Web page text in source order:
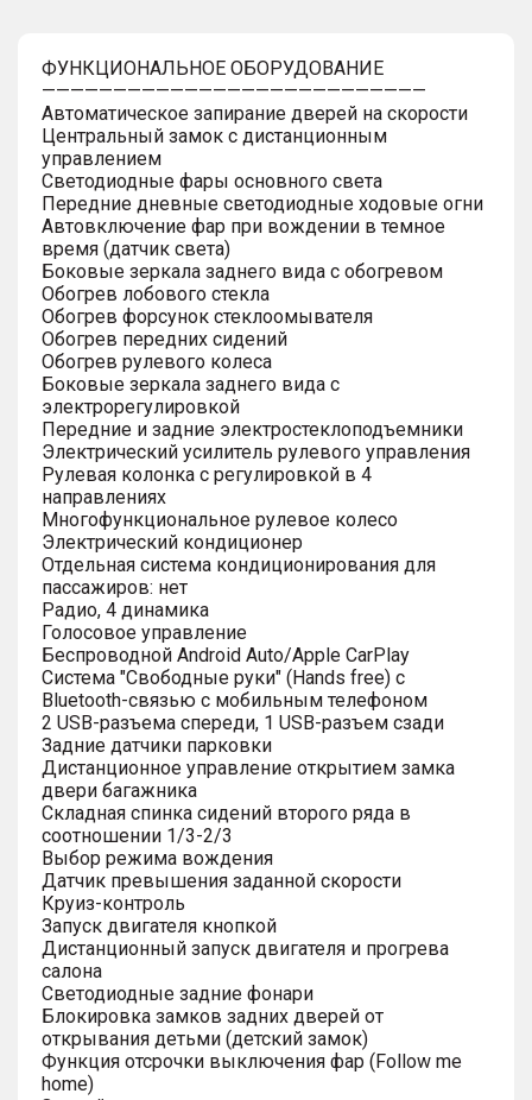
ФУНКЦИОНАЛЬНОЕ ОБОРУДОВАНИЕ
———————————————————————————
Автоматическое запирание дверей на скорости
Центральный замок с дистанционным
управлением
Светодиодные фары основного света
Передние дневные светодиодные ходовые огни
Автовключение фар при вождении в темное
время (датчик света)
Боковые зеркала заднего вида с обогревом
Обогрев лобового стекла
Обогрев форсунок стеклоомывателя
Обогрев передних сидений
Обогрев рулевого колеса
Боковые зеркала заднего вида с
электрорегулировкой
Передние и задние электростеклоподъемники
Электрический усилитель рулевого управления
Рулевая колонка с регулировкой в 4
направлениях
Многофункциональное рулевое колесо
Электрический кондиционер
Отдельная система кондиционирования для
пассажиров: нет
Радио, 4 динамика
Голосовое управление
Беспроводной Android Auto/Apple CarPlay
Система "Свободные руки" (Hands free) с
Bluetooth-связью с мобильным телефоном
2 USB-разъема спереди, 1 USB-разъем сзади
Задние датчики парковки
Дистанционное управление открытием замка
двери багажника
Складная спинка сидений второго ряда в
соотношении 1/3-2/3
Выбор режима вождения
Датчик превышения заданной скорости
Круиз-контроль
Запуск двигателя кнопкой
Дистанционный запуск двигателя и прогрева
салона
Светодиодные задние фонари
Блокировка замков задних дверей от
открывания детьми (детский замок)
Функция отсрочки выключения фар (Follow me
home)